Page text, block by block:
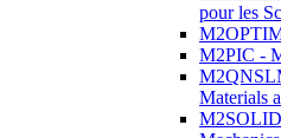
pour les
M2PIC -
Materials